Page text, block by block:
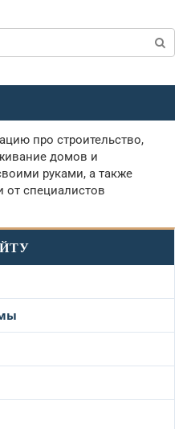
про строительство,
домов и
руками, а также
от специалистов